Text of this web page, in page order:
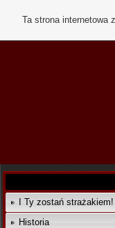
I Ty zostań strażakiem!
Historia
Ta strona internetowa